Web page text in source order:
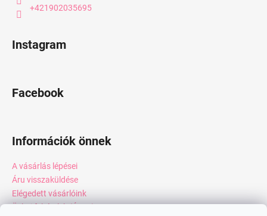
+421902035695
Instagram
Facebook
Információk önnek
A vásárlás lépései
Áru visszaküldése
Elégedett vásárlóink
Üzleti feltételek (ÁSZF)